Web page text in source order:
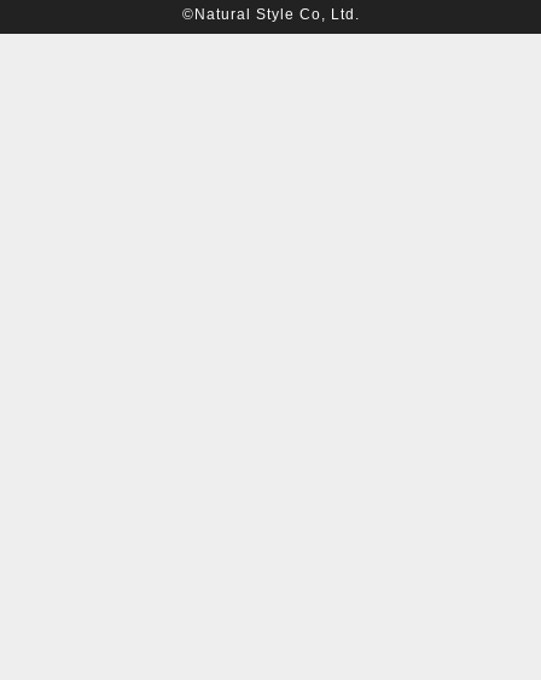
©Natural Style Co, Ltd.